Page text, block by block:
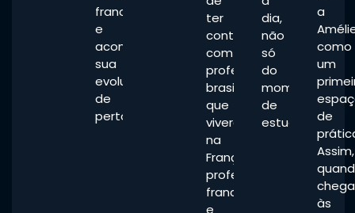
francesa
e
acompanhar
sua
evolução
de
perto.
ter
contato
com
professores
brasileiros
que
viveram
na
França,
professores
franceses
e
dia,
não
só
do
momento
de
estudo.
a
como
um
de
Assim,
às